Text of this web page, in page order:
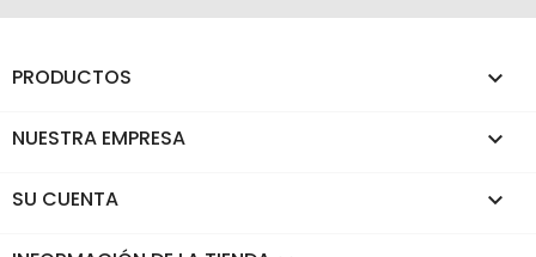
PRODUCTOS 
NUESTRA EMPRESA 
SU CUENTA 